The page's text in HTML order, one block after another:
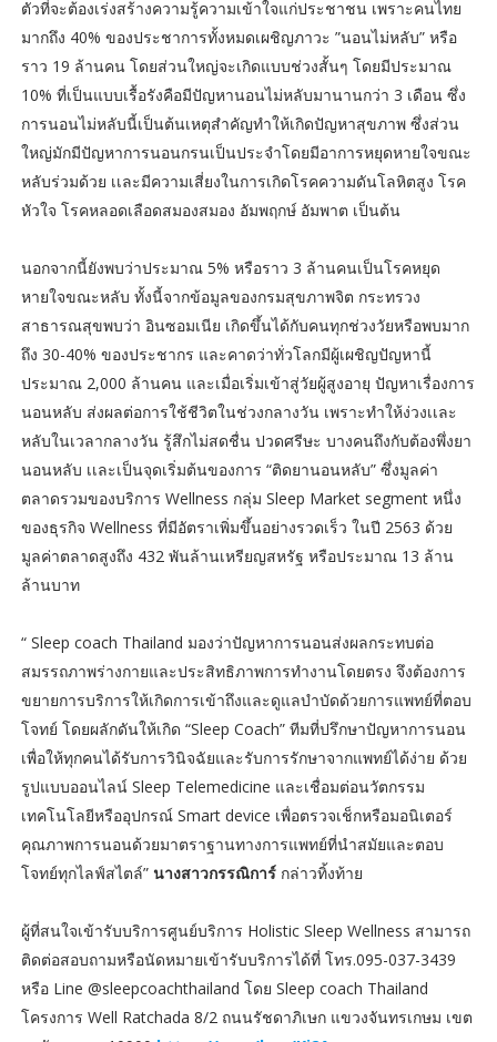
ตัวที่จะต้องเร่งสร้างความรู้ความเข้าใจแก่ประชาชน เพราะคนไทย
มากถึง 40% ของประชาการทั้งหมดเผชิญภาวะ ”นอนไม่หลับ” หรือ
ราว 19 ล้านคน โดยส่วนใหญ่จะเกิดแบบช่วงสั้นๆ โดยมีประมาณ
10% ที่เป็นแบบเรื้อรังคือมีปัญหานอนไม่หลับมานานกว่า 3 เดือน ซึ่ง
การนอนไม่หลับนี้เป็นต้นเหตุสำคัญทำให้เกิดปัญหาสุขภาพ ซึ่งส่วน
ใหญ่มักมีปัญหาการนอนกรนเป็นประจำโดยมีอาการหยุดหายใจขณะ
หลับร่วมด้วย เเละมีความเสี่ยงในการเกิดโรคความดันโลหิตสูง โรค
หัวใจ โรคหลอดเลือดสมองสมอง อัมพฤกษ์ อัมพาต เป็นต้น
นอกจากนี้ยังพบว่าประมาณ 5% หรือราว 3 ล้านคนเป็นโรคหยุด
หายใจขณะหลับ ทั้งนี้จากข้อมูลของกรมสุขภาพจิต กระทรวง
สาธารณสุขพบว่า อินซอมเนีย เกิดขึ้นได้กับคนทุกช่วงวัยหรือพบมาก
ถึง 30-40% ของประชากร และคาดว่าทั่วโลกมีผู้เผชิญปัญหานี้
ประมาณ 2,000 ล้านคน และเมื่อเริ่มเข้าสู่วัยผู้สูงอายุ ปัญหาเรื่องการ
นอนหลับ ส่งผลต่อการใช้ชีวิตในช่วงกลางวัน เพราะทำให้ง่วงเเละ
หลับในเวลากลางวัน รู้สึกไม่สดชื่น ปวดศรีษะ บางคนถึงกับต้องพึ่งยา
นอนหลับ เเละเป็นจุดเริ่มต้นของการ “ติดยานอนหลับ” ซึ่งมูลค่า
ตลาดรวมของบริการ Wellness กลุ่ม Sleep Market segment หนึ่ง
ของธุรกิจ Wellness ที่มีอัตราเพิ่มขึ้นอย่างรวดเร็ว ในปี 2563 ด้วย
มูลค่าตลาดสูงถึง 432 พันล้านเหรียญสหรัฐ หรือประมาณ 13 ล้าน
ล้านบาท
“ Sleep coach Thailand มองว่าปัญหาการนอนส่งผลกระทบต่อ
สมรรถภาพร่างกายและประสิทธิภาพการทำงานโดยตรง จึงต้องการ
ขยายการบริการให้เกิดการเข้าถึงและดูแลบำบัดด้วยการแพทย์ที่ตอบ
โจทย์ โดยผลักดันให้เกิด “Sleep Coach” ทีมที่ปรึกษาปัญหาการนอน
เพื่อให้ทุกคนได้รับการวินิจฉัยและรับการรักษาจากแพทย์ได้ง่าย ด้วย
รูปแบบออนไลน์ Sleep Telemedicine และเชื่อมต่อนวัตกรรม
เทคโนโลยีหรืออุปกรณ์ Smart device เพื่อตรวจเช็กหรือมอนิเตอร์
คุณภาพการนอนด้วยมาตราฐานทางการแพทย์ที่นำสมัยและตอบ
โจทย์ทุกไลฟ์สไตล์” นางสาวกรรณิการ์กล่าวทิ้งท้าย
ผู้ที่สนใจเข้ารับบริการศูนย์บริการ Holistic Sleep Wellness สามารถ
ติดต่อสอบถามหรือนัดหมายเข้ารับบริการได้ที่ โทร.095-037-3439
หรือ Line @sleepcoachthailand โดย Sleep coach Thailand
โครงการ Well Ratchada 8/2 ถนนรัชดาภิเษก แขวงจันทรเกษม เขต